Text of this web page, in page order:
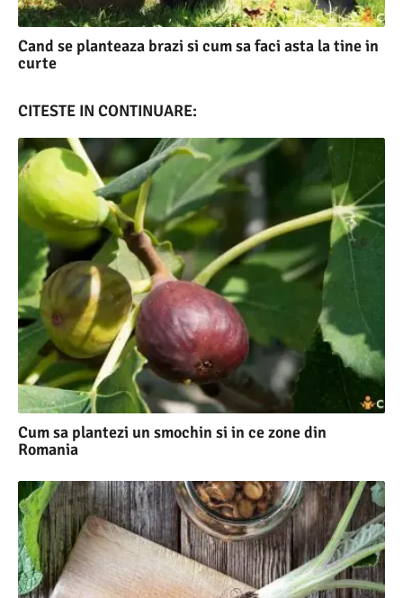
Cand se planteaza brazi si cum sa faci asta la tine in
curte
CITESTE IN CONTINUARE:
Cum sa plantezi un smochin si in ce zone din
Romania